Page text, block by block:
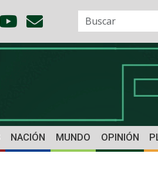
NACIÓN MUNDO OPINIÓN